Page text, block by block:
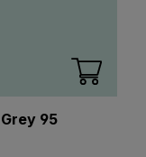
de 4.7 de 5
95